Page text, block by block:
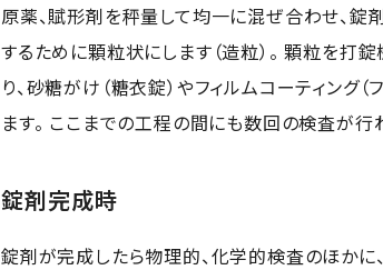
原薬、賦形剤を秤量して均一に混ぜ合わせ、錠剤
するために顆粒状にします（造粒）。 顆粒を打
り、砂糖がけ（糖衣錠）やフィルムコーティング（
ます。 ここまでの工程の間にも数回の検査が行
錠剤完成時
錠剤が完成したら物理的、化学的検査のほかに